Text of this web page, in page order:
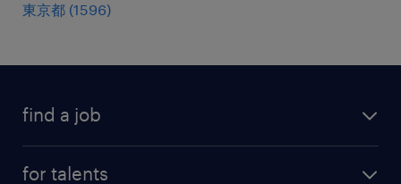
東京都 (1596)
find a job
for talents